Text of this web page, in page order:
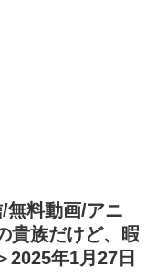
無料動画/アニ
貴族だけど、暇
2025年1月27日